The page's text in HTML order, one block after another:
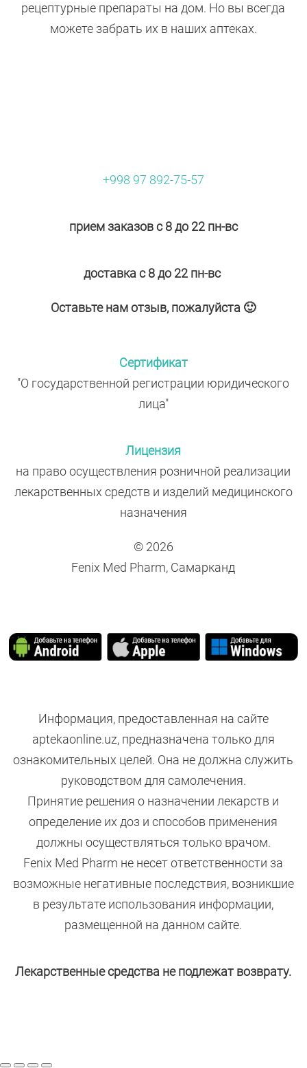
рецептурные препараты на дом. Но вы всегда
можете забрать их в наших аптеках.
+998 97 892-75-57
прием заказов с 8 до 22 пн-вс
доставка с 8 до 22 пн-вс
Оставьте нам отзыв, пожалуйста 🙂
Сертификат
"О государственной регистрации юридического
лица"
Лицензия
на право осуществления розничной реализации
лекарственных средств и изделий медицинского
назначения
© 2026
Fenix Med Pharm, Самарканд
Информация, предоставленная на сайте
aptekaonline.uz, предназначена только для
ознакомительных целей. Она не должна служить
руководством для самолечения.
Принятие решения о назначении лекарств и
определение их доз и способов применения
должны осуществляться только врачом.
Fenix Med Pharm не несет ответственности за
возможные негативные последствия, возникшие
в результате использования информации,
размещенной на данном сайте.
Лекарственные средства не подлежат возврату.